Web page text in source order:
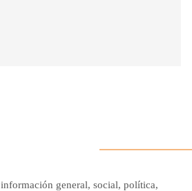
general, social, política,